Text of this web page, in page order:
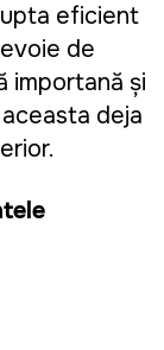
eficient
de
importanţă şi
deja